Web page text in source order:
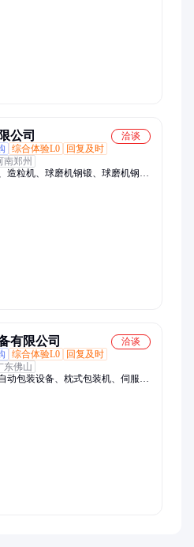
公司
洽谈
综合体验L0
回复及时
南郑州
造粒机、球磨机钢锻、球磨机钢
干机托辊、粉土机、制砂机衬板、
碎机筛板、污水处理设备、煤棒
碎机锤头、破碎机衬板、高锰钢锤
、破碎机筛板、制砂机锤头
有限公司
洽谈
综合体验L0
回复及时
东佛山
动包装设备、枕式包装机、伺服包
包装机、食品包装机、全自动包装
装机、蛋糕包装机、下走膜伺服包
垛机器人、食品理料线、自动装箱
码垛机、自动装托理料线、下沉式
线、整列式自动理料线、全自动化